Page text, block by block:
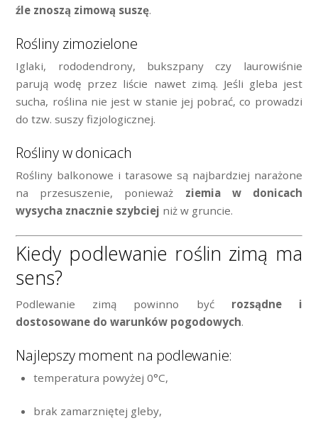
źle znoszą zimową suszę.
Rośliny zimozielone
Iglaki, rododendrony, bukszpany czy laurowiśnie
parują wodę przez liście nawet zimą. Jeśli gleba jest
sucha, roślina nie jest w stanie jej pobrać, co prowadzi
do tzw. suszy fizjologicznej.
Rośliny w donicach
Rośliny balkonowe i tarasowe są najbardziej narażone
na przesuszenie, ponieważ ziemia w donicach
wysycha znacznie szybciej niż w gruncie.
Kiedy podlewanie roślin zimą ma
sens?
Podlewanie zimą powinno być rozsądne i
dostosowane do warunków pogodowych.
Najlepszy moment na podlewanie:
temperatura powyżej 0°C,
brak zamarzniętej gleby,